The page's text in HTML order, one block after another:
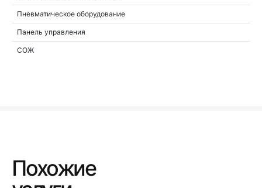
Пневматическое оборудование
Панель управления
СОЖ
Похожие